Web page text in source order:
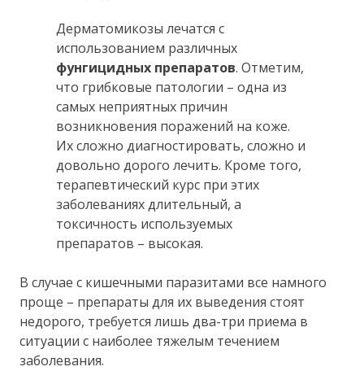
Дерматомикозы лечатся с
использованием различных
фунгицидных препаратов. Отметим,
что грибковые патологии – одна из
самых неприятных причин
возникновения поражений на коже.
Их сложно диагностировать, сложно и
довольно дорого лечить. Кроме того,
терапевтический курс при этих
заболеваниях длительный, а
токсичность используемых
препаратов – высокая.
В случае с кишечными паразитами все намного
проще – препараты для их выведения стоят
недорого, требуется лишь два-три приема в
ситуации с наиболее тяжелым течением
заболевания.